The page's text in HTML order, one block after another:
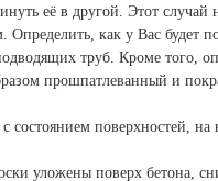
её в другой. Этот
Определить, как у Вас будет
труб. Кроме того,
прошпатлеванный и
с состоянием поверхностей,
уложены поверх бетона,